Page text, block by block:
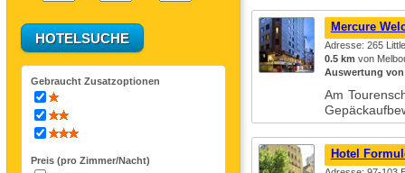
Gebraucht Zusatzoptionen
Preis (pro Zimmer/Nacht)
Mercure
Adresse: 265
0.5 km von
Auswertung
Am
Hotel